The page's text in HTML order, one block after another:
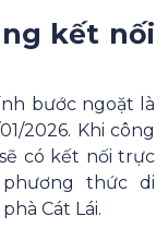
kết nối
bước ngoặt là
2026. Khi công
có kết nối trực
thức di
Cát Lái.